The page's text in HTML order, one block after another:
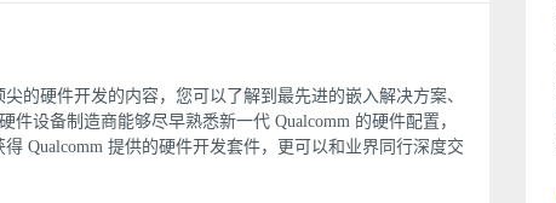
的硬件开发的内容，您可以了解到最先进的嵌入解决方案、
设备制造商能够尽早熟悉新一代 Qualcomm 的硬件配置，
Qualcomm 提供的硬件开发套件，更可以和业界同行深度交